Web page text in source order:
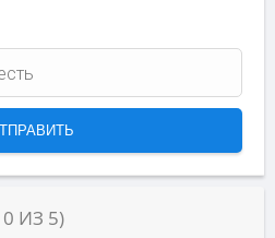
0 ИЗ 5)